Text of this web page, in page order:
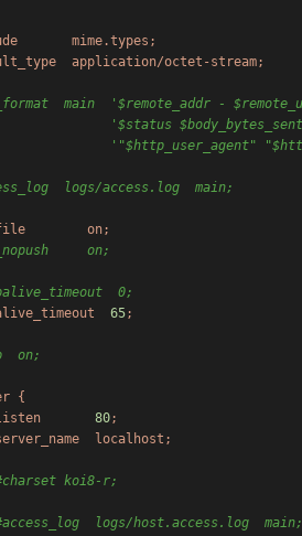
mime.types;
application/octet-stream;
main  '$remote_addr -
'$status
'"$http_user_agent"
logs/access.log  main;
on;
on;
0;
65;
on;
{
80;
localhost;
koi8-r;
logs/host.access.log  main;